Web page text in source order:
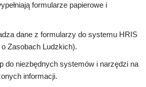
formularze papierowe i
dane z formularzy do systemu HRIS
Zasobach Ludzkich).
do niezbędnych systemów i narzędzi na
informacji.